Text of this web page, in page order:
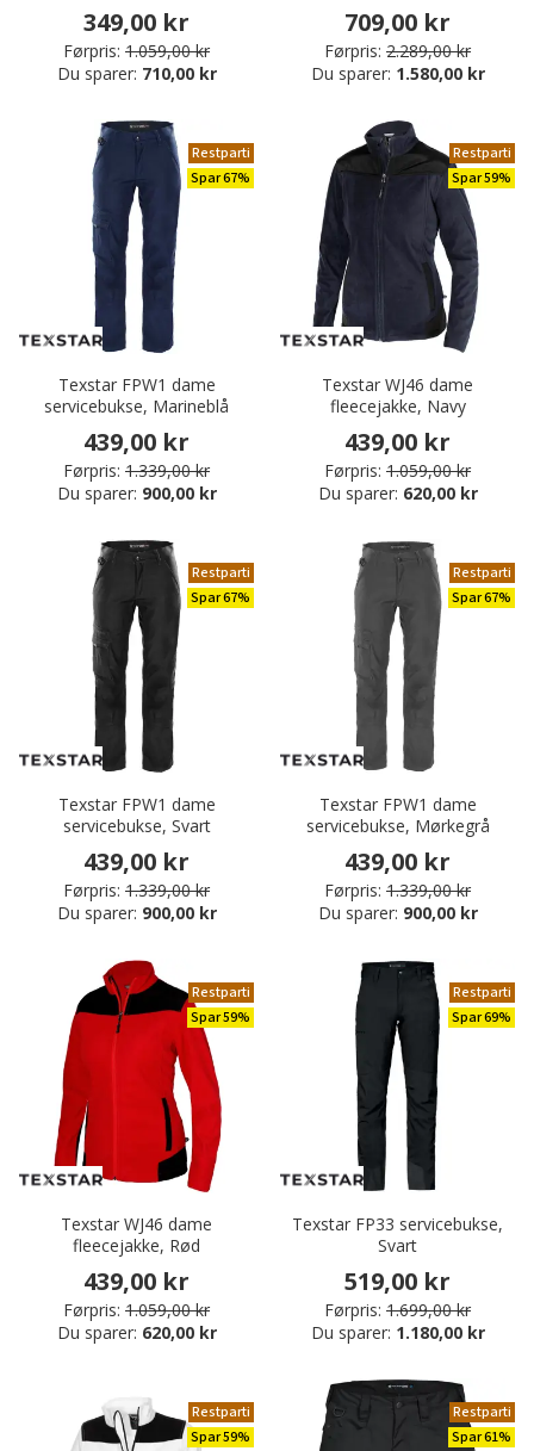
349,00 kr
Førpris: 1.059,00 kr
Du sparer: 710,00 kr
709,00 kr
Førpris: 2.289,00 kr
Du sparer: 1.580,00 kr
Restparti
Spar 67%
Texstar FPW1 dame
servicebukse, Marineblå
439,00 kr
Førpris: 1.339,00 kr
Du sparer: 900,00 kr
Restparti
Spar 59%
Texstar WJ46 dame
fleecejakke, Navy
439,00 kr
Førpris: 1.059,00 kr
Du sparer: 620,00 kr
Restparti
Spar 67%
Texstar FPW1 dame
servicebukse, Svart
439,00 kr
Førpris: 1.339,00 kr
Du sparer: 900,00 kr
Restparti
Spar 67%
Texstar FPW1 dame
servicebukse, Mørkegrå
439,00 kr
Førpris: 1.339,00 kr
Du sparer: 900,00 kr
Restparti
Spar 59%
Texstar WJ46 dame
fleecejakke, Rød
439,00 kr
Førpris: 1.059,00 kr
Du sparer: 620,00 kr
Restparti
Spar 69%
Texstar FP33 servicebukse,
Svart
519,00 kr
Førpris: 1.699,00 kr
Du sparer: 1.180,00 kr
Restparti
Spar 59%
Restparti
Spar 61%